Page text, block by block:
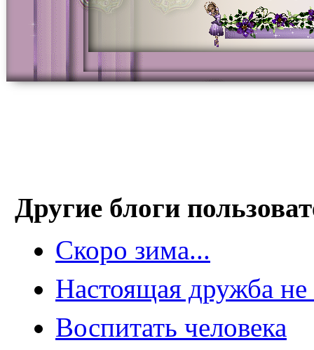
Другие блоги
Скоро зима...
Настоящая дружба не
Воспитать человека